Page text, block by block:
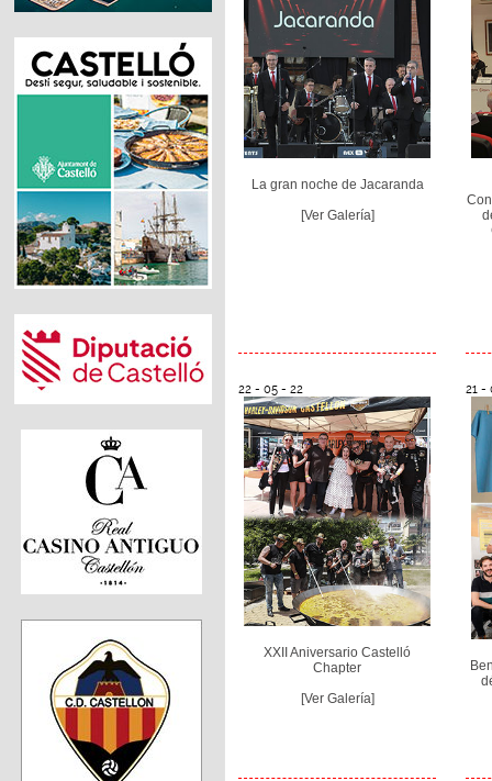
La gran noche de Jacaranda
[Ver Galería]
22 - 05 - 22
XXII Aniversario Castelló
Chapter
[Ver Galería]
21 -